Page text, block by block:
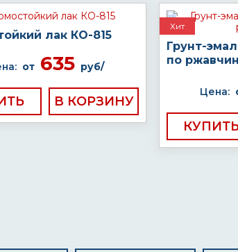
лак КО-815
от635 руб/
Хит
Грунт-
по
Цена: